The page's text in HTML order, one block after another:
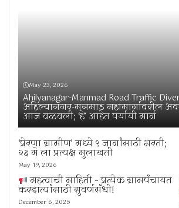
May 23, 2026
Ahilyanagar-Manmad Road Traffic
अहिल्यानगर-मनमाड महामार्गावरील
आज वळवली; ‘हे’ आहेत पर्यायी मार्ग
‘प्रेरणा ग्रामीण’ मध्ये ९ जागांसाठी भरती;
२३ मे ला प्रत्यक्ष मुलाखती
May 19, 2026
महत्वाची माहिती – प्रत्येक ग्रामपंचायत
करदात्यांसाठी सुवर्णसंधी!
December 6, 2025